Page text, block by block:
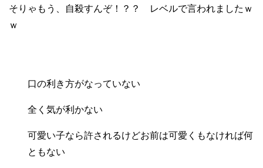
そりゃもう、自殺すんぞ！？？ レベルで言われましたｗ
ｗ
口の利き方がなっていない
全く気が利かない
可愛い子なら許されるけどお前は可愛くもなければ何
ともない